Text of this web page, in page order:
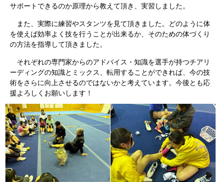
サポートできるのか原理から教えて頂き、実習しました。
また、実際に練習やスタンツを見て頂きました。どのように体
を使えば効率よく技を行うことが出来るか、そのための体づくり
の方法を指導して頂きました。
それぞれの専門家からのアドバイス・知識を選手が持つチアリ
ーディングの知識とミックス、転用することができれば、今の技
術をさらに向上させるのではないかと考えています。今後とも応
援よろしくお願いします！